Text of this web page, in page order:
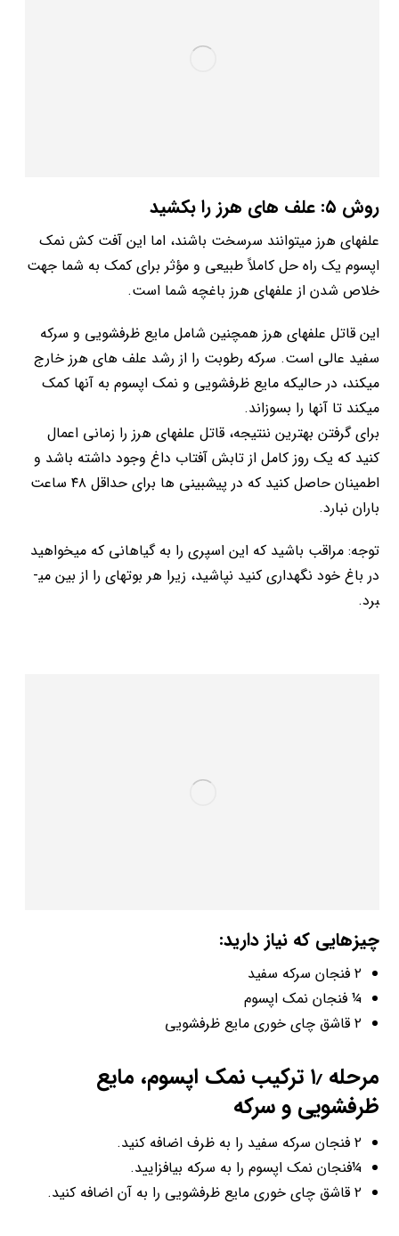
روش ۵: علف­ های هرز را بکشید
علف­های هرز می­توانند سرسخت باشند، اما این آفت کش نمک
اپسوم یک راه حل کاملاً طبیعی و مؤثر برای کمک به شما جهت
خلاص شدن از علف­های هرز باغچه شما است.
این قاتل علف­های هرز همچنین شامل مایع ظرفشویی و سرکه
سفید عالی است. سرکه رطوبت را از رشد علف­ های هرز خارج
می­کند، در حالی­که مایع ظرفشویی و نمک اپسوم به آنها کمک
می­کند تا آنها را بسوزاند.
برای گرفتن بهترین ننتیجه، قاتل علف­های هرز را زمانی اعمال
کنید که یک روز کامل از تابش آفتاب داغ وجود داشته باشد و
اطمینان حاصل کنید که در پیش­بینی ­ها برای حداقل ۴۸ ساعت
باران نبارد.
توجه: مراقب باشید که این اسپری را به گیاهانی که می­خواهید
در باغ خود نگهداری کنید نپاشید، زیرا هر بوته­ای را از بین می­
برد.
چیزهایی که نیاز دارید:
۲ فنجان سرکه سفید
¼ فنجان نمک اپسوم
۲ قاشق چای خوری مایع ظرفشویی
مرحله ۱٫ ترکیب نمک اپسوم، مایع
ظرفشویی و سرکه
۲ فنجان سرکه سفید را به ظرف اضافه کنید.
¼فنجان نمک اپسوم را به سرکه بیافزایید.
۲ قاشق چای خوری مایع ظرفشویی را به آن اضافه کنید.